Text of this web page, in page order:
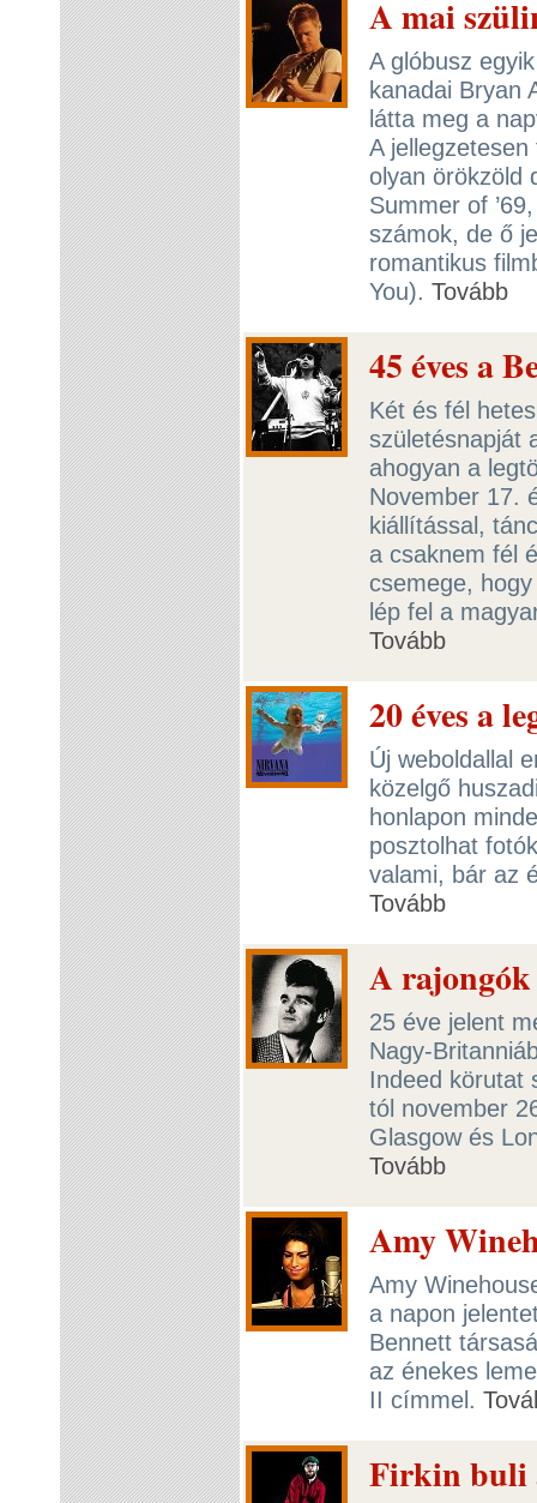
A mai
A glóbusz
kanadai Bryan
látta meg a
A
olyan örökzöld
Summer of
számok, de ő
romantikus
You). Tovább
45 éves a
Két és fél
születésnapját
ahogyan a
November 17.
kiállítással,
a csaknem fél
csemege,
lép fel a
Tovább
20 éves a
Új weboldallal
közelgő
honlapon
posztolhat
valami, bár az
Tovább
A
25 éve jelent
Nagy-
Indeed körutat
tól november
Glasgow és
Tovább
Amy
Amy
a napon
Bennett
az énekes
II címmel.
Firkin buli